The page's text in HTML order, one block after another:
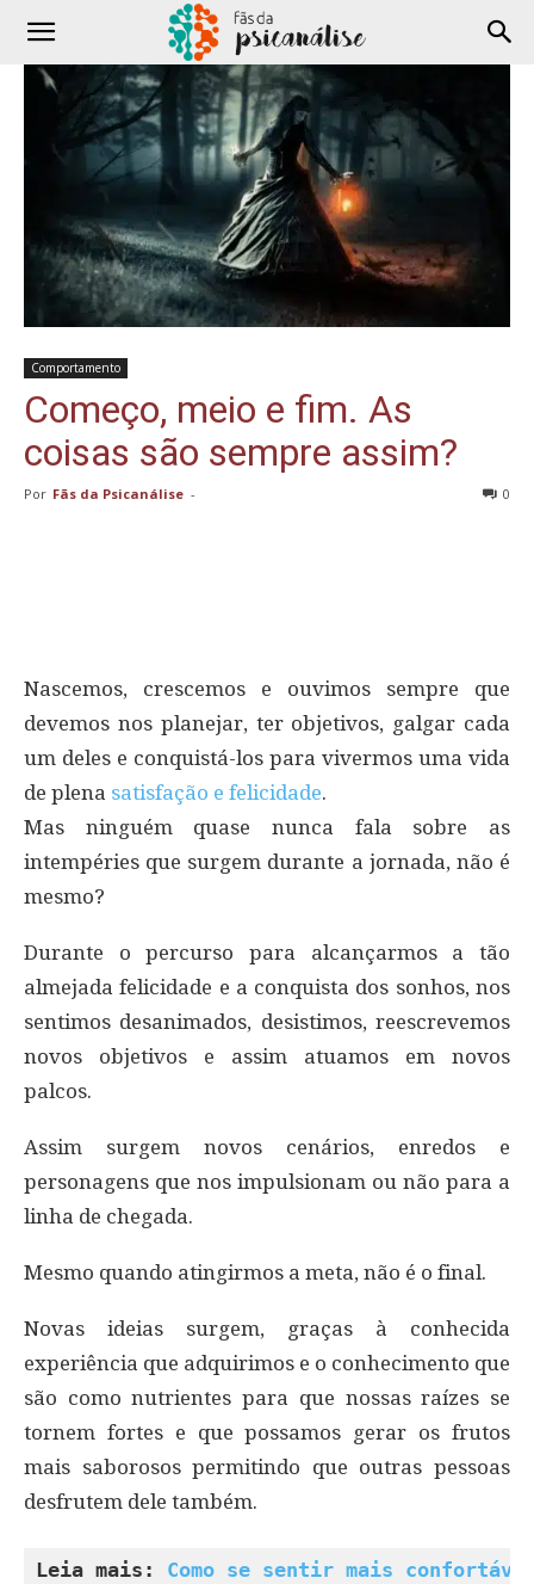
Comportamento
Começo, meio e fim. As
coisas são sempre assim?
Por Fãs da Psicanálise - 0
Nascemos, crescemos e ouvimos sempre que
devemos nos planejar, ter objetivos, galgar cada
um deles e conquistá-los para vivermos uma vida
de plena satisfação e felicidade.
Mas ninguém quase nunca fala sobre as
intempéries que surgem durante a jornada, não é
mesmo?
Durante o percurso para alcançarmos a tão
almejada felicidade e a conquista dos sonhos, nos
sentimos desanimados, desistimos, reescrevemos
novos objetivos e assim atuamos em novos
palcos.
Assim surgem novos cenários, enredos e
personagens que nos impulsionam ou não para a
linha de chegada.
Mesmo quando atingirmos a meta, não é o final.
Novas ideias surgem, graças à conhecida
experiência que adquirimos e o conhecimento que
são como nutrientes para que nossas raízes se
tornem fortes e que possamos gerar os frutos
mais saborosos permitindo que outras pessoas
desfrutem dele também.
Leia mais: Como se sentir mais confortável